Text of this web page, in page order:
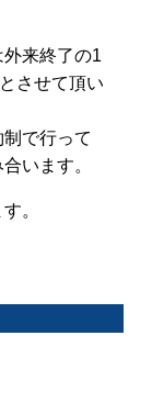
来終了の1
させて頂い
で行って
います。
。